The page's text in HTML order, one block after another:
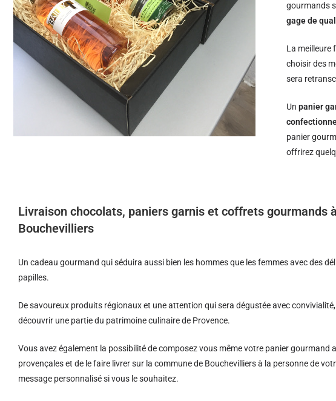
gourmands
gage de
La meilleure
choisir des
sera
Unpanier
panier
offrirez
Livraison chocolats, paniers garnis et coffrets gourmands
Bouchevilliers
Un cadeau gourmand qui séduira aussi bien les hommes que les femmes avec des
papilles.
De savoureux produits régionaux et une attention qui sera dégustée avec
découvrir une partie du patrimoine culinaire de Provence.
Vous avez également la possibilité de composez vous même votre panier gourmand
provençales et de le faire livrer sur la commune de Bouchevilliers à la personne de
message personnalisé si vous le souhaitez.